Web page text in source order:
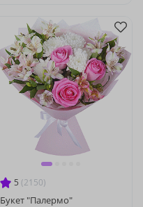
5 (2150)
Букет "Палермо"